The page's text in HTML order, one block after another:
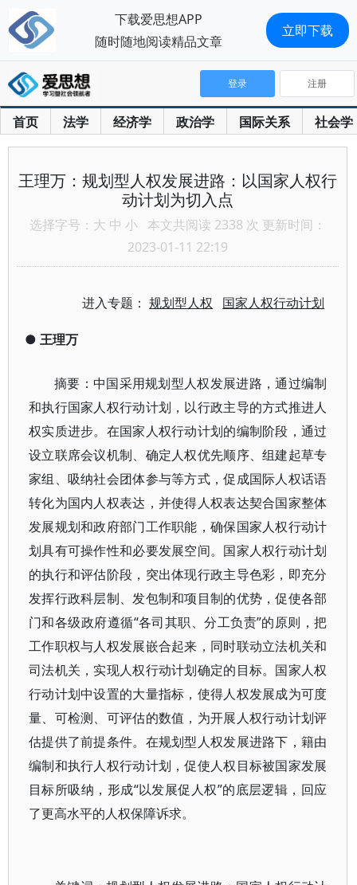
首页 法学 经济学 政治学 国际关系 社会学
登录 注册
王理万：规划型人权发展进路：以国家人权行
动计划为切入点
选择字号： 大 中 小 本文共阅读 2338 次 更新时间：
2023-01-11 22:19
进入专题：规划型人权 国家人权行动计划
● 王理万
摘要：中国采用规划型人权发展进路，通过编制
和执行国家人权行动计划，以行政主导的方式推进人
权实质进步。在国家人权行动计划的编制阶段，通过
设立联席会议机制、确定人权优先顺序、组建起草专
家组、吸纳社会团体参与等方式，促成国际人权话语
转化为国内人权表达，并使得人权表达契合国家整体
发展规划和政府部门工作职能，确保国家人权行动计
划具有可操作性和必要发展空间。国家人权行动计划
的执行和评估阶段，突出体现行政主导色彩，即充分
发挥行政科层制、发包制和项目制的优势，促使各部
门和各级政府遵循“各司其职、分工负责”的原则，把
工作职权与人权发展嵌合起来，同时联动立法机关和
司法机关，实现人权行动计划确定的目标。国家人权
行动计划中设置的大量指标，使得人权发展成为可度
量、可检测、可评估的数值，为开展人权行动计划评
估提供了前提条件。在规划型人权发展进路下，籍由
编制和执行人权行动计划，促使人权目标被国家发展
目标所吸纳，形成“以发展促人权”的底层逻辑，回应
了更高水平的人权保障诉求。
下载爱思想APP
随时随地阅读精品文章
立即下载